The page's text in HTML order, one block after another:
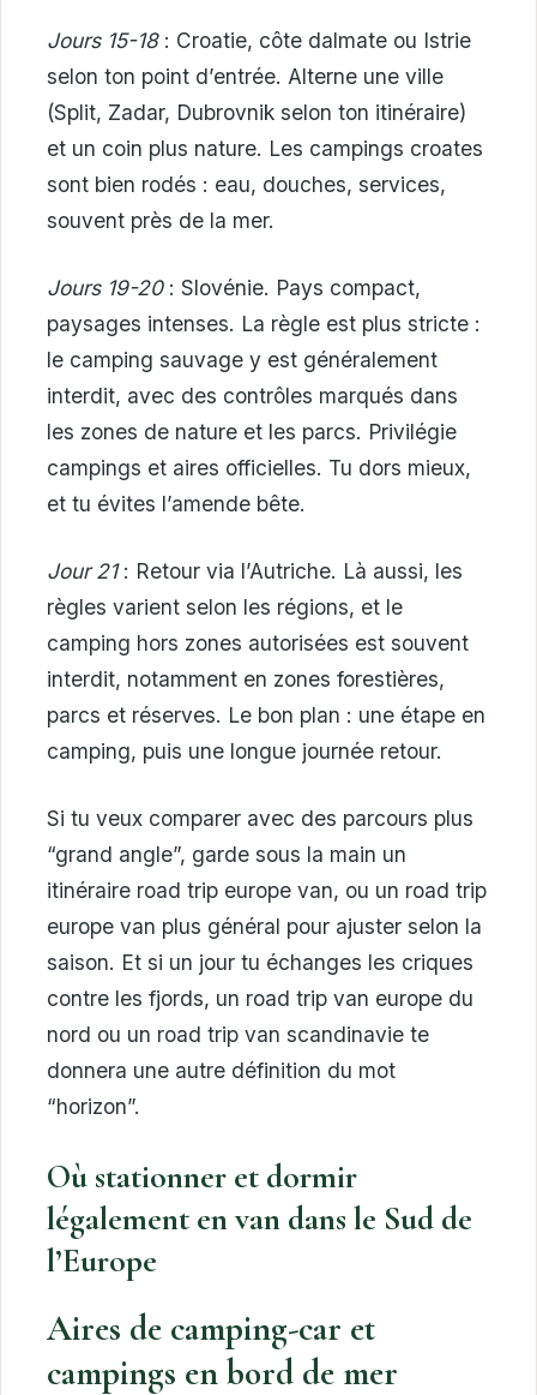
Jours 15-18: Croatie, côte dalmate ou Istrie
selon ton point d’entrée. Alterne une ville
(Split, Zadar, Dubrovnik selon ton itinéraire)
et un coin plus nature. Les campings croates
sont bien rodés : eau, douches, services,
souvent près de la mer.
Jours 19-20: Slovénie. Pays compact,
paysages intenses. La règle est plus stricte :
le camping sauvage y est généralement
interdit, avec des contrôles marqués dans
les zones de nature et les parcs. Privilégie
campings et aires officielles. Tu dors mieux,
et tu évites l’amende bête.
Jour 21: Retour via l’Autriche. Là aussi, les
règles varient selon les régions, et le
camping hors zones autorisées est souvent
interdit, notamment en zones forestières,
parcs et réserves. Le bon plan : une étape en
camping, puis une longue journée retour.
Si tu veux comparer avec des parcours plus
“grand angle”, garde sous la main un
itinéraire road trip europe van, ou un road trip
europe van plus général pour ajuster selon la
saison. Et si un jour tu échanges les criques
contre les fjords, un road trip van europe du
nord ou un road trip van scandinavie te
donnera une autre définition du mot
“horizon”.
Où stationner et dormir
légalement en van dans le Sud de
l’Europe
Aires de camping-car et
campings en bord de mer